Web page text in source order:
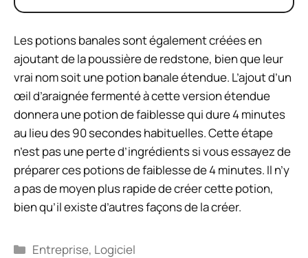
Les potions banales sont également créées en
ajoutant de la poussière de redstone, bien que leur
vrai nom soit une potion banale étendue. L’ajout d’un
œil d’araignée fermenté à cette version étendue
donnera une potion de faiblesse qui dure 4 minutes
au lieu des 90 secondes habituelles. Cette étape
n’est pas une perte d’ingrédients si vous essayez de
préparer ces potions de faiblesse de 4 minutes. Il n’y
a pas de moyen plus rapide de créer cette potion,
bien qu’il existe d’autres façons de la créer.
Catégories
Entreprise, Logiciel